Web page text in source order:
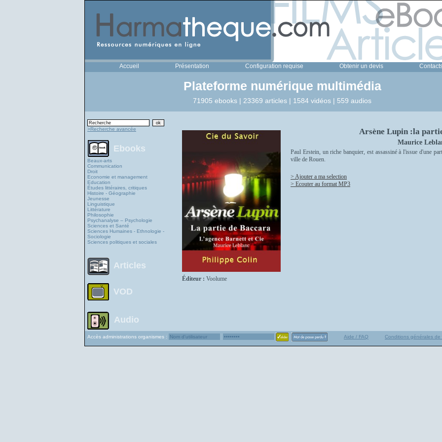
Accueil Présentation Configuration requise Obtenir un devis
Plateforme numérique multimédia
71905 ebooks | 23369 articles | 1584 vidéos | 559 audios
>Recherche avancée
Ebooks
Beaux-arts
Communication
Droit
Economie et management
Education
Études littéraires, critiques
Histoire - Géographie
Jeunesse
Linguistique
Littérature
Philosophie
Psychanalyse – Psychologie
Sciences et Santé
Sciences Humaines - Ethnologie -
Sociologie
Sciences politiques et sociales
Articles
VOD
Audio
Éditeur : Voolume
Arsène Lupin :la
Maurice
Paul Erstein, un riche banquier, est assassiné à l'issue d'une
ville de Rouen.
> Ajouter a ma selection
> Ecouter au format MP3
Accès administrations organismes : Aide / FAQ Conditions générales de